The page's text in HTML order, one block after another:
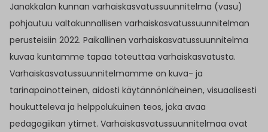
Janakkalan kunnan varhaiskasvatussuunnitelma (vasu)
pohjautuu valtakunnallisen varhaiskasvatussuunnitelman
perusteisiin 2022. Paikallinen varhaiskasvatussuunnitelma
kuvaa kuntamme tapaa toteuttaa varhaiskasvatusta.
Varhaiskasvatussuunnitelmamme on kuva- ja
tarinapainotteinen, aidosti käytännönläheinen, visuaalisesti
houkutteleva ja helppolukuinen teos, joka avaa
pedagogiikan ytimet. Varhaiskasvatussuunnitelmaa ovat